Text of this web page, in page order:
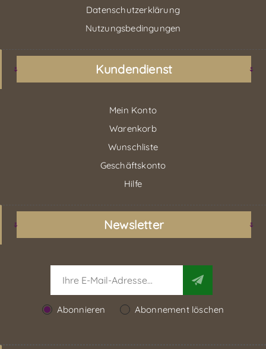
Datenschutzerklärung
Nutzungsbedingungen
Kundendienst
Mein Konto
Warenkorb
Wunschliste
Geschäftskonto
Hilfe
Newsletter
Abonnieren Abonnement löschen